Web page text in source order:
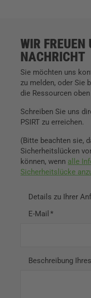
WIR FREUEN
NACHRICHT
Sie möchten uns
zu melden, oder Sie
die Ressourcen
Schreiben Sie uns
PSIRT zu erreichen.
(Bitte beachten sie,
Sicherheitslücken
können, wenn alle
Sicherheitslücke
Details zu Ihrer
E-Mail
Beschreibung